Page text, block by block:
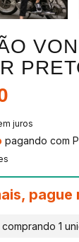
juros
pagando com
pague
comprando 1